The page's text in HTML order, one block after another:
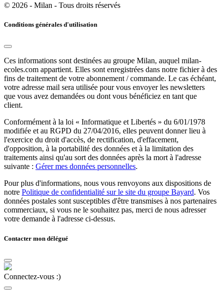
© 2026 - Milan - Tous droits réservés
Conditions générales d'utilisation
Ces informations sont destinées au groupe Milan, auquel milan-
ecoles.com appartient. Elles sont enregistrées dans notre fichier à des
fins de traitement de votre abonnement / commande. Le cas échéant,
votre adresse mail sera utilisée pour vous envoyer les newsletters
que vous avez demandées ou dont vous bénéficiez en tant que
client.
Conformément à la loi « Informatique et Libertés » du 6/01/1978
modifiée et au RGPD du 27/04/2016, elles peuvent donner lieu à
l'exercice du droit d'accès, de rectification, d'effacement,
d'opposition, à la portabilité des données et à la limitation des
traitements ainsi qu'au sort des données après la mort à l'adresse
suivante : Gérer mes données personnelles.
Pour plus d'informations, nous vous renvoyons aux dispositions de
notre Politique de confidentialité sur le site du groupe Bayard. Vos
données postales sont susceptibles d'être transmises à nos partenaires
commerciaux, si vous ne le souhaitez pas, merci de nous adresser
votre demande à l'adresse ci-dessus.
Contacter mon délégué
Connectez-vous :)